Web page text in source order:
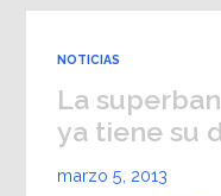
NOTICIAS
La
ya tiene su
marzo 5, 2013